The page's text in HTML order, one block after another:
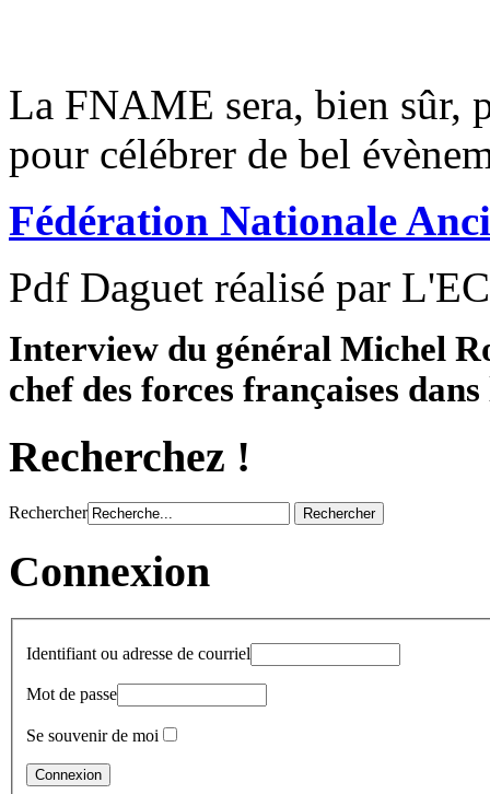
La FNAME sera, bien sûr,
pour célébrer de bel
Fédération Nationale
Pdf Daguet réalisé par
Interview du général Michel
chef des forces françaises
Recherchez !
Rechercher
Connexion
Identifiant ou adresse de courriel
Mot de passe
Se souvenir de moi